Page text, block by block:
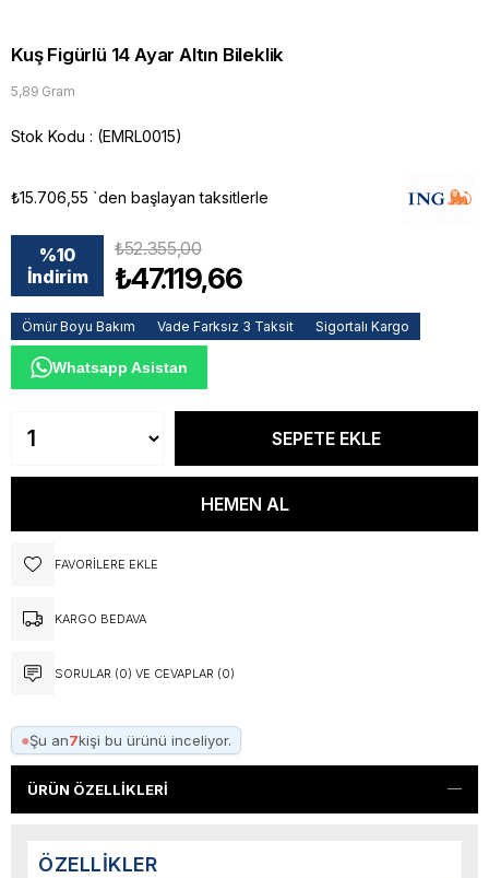
Kuş Figürlü 14 Ayar Altın Bileklik
5,89 Gram
Stok Kodu (EMRL0015)
₺15.706,55 `den başlayan taksitlerle
%10
İndirim
₺52.355,00
₺47.119,66
Ömür Boyu Bakım Vade Farksız 3 Taksit Sigortalı Kargo
Whatsapp Asistan
FAVORILERE EKLE
KARGO BEDAVA
SORULAR (0) VE CEVAPLAR (0)
●Şu an7kişi bu ürünü inceliyor.
ÜRÜN ÖZELLIKLERI
ÖZELLIKLER